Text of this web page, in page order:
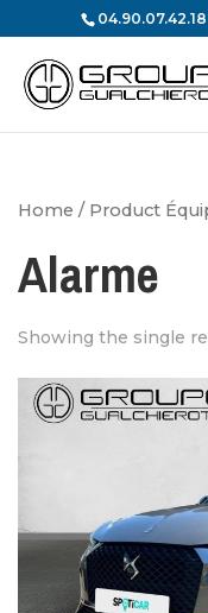
04.90.07.42.18
Recherche
de
produits
Home / Product
Alarme
Showing the single